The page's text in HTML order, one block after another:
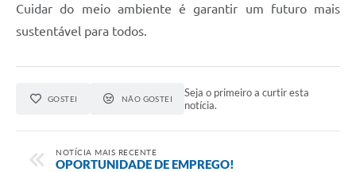
Cuidar do meio ambiente é garantir um futuro mais
sustentável para todos.
GOSTEI NÃO GOSTEI
Seja o primeiro a curtir esta
notícia.
NOTÍCIA MAIS RECENTE
OPORTUNIDADE DE EMPREGO!